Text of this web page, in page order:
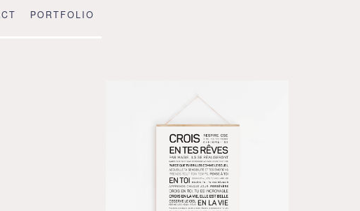
PORTFOLIO